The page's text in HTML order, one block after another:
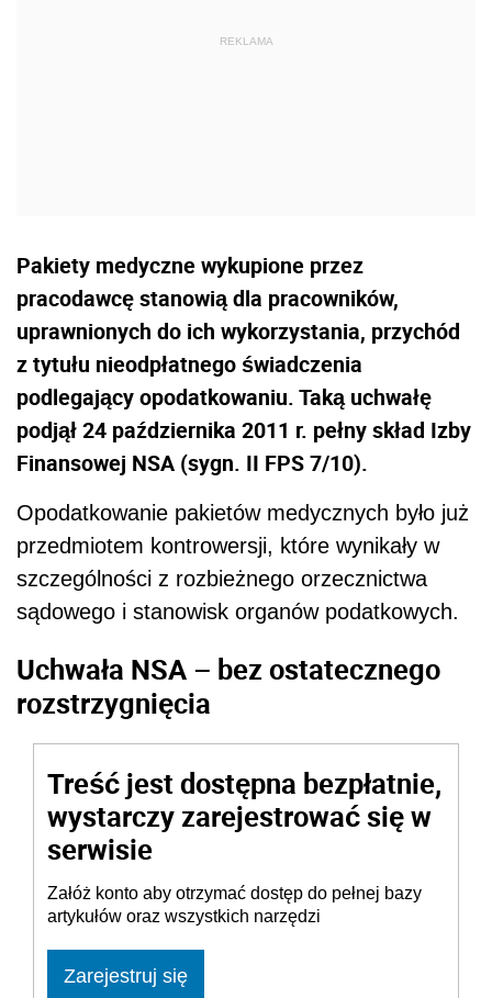
Pakiety medyczne wykupione przez
pracodawcę stanowią dla pracowników,
uprawnionych do ich wykorzystania, przychód
z tytułu nieodpłatnego świadczenia
podlegający opodatkowaniu. Taką uchwałę
podjął 24 października 2011 r. pełny skład Izby
Finansowej NSA (sygn. II FPS 7/10).
Opodatkowanie pakietów medycznych było już
przedmiotem kontrowersji, które wynikały w
szczególności z rozbieżnego orzecznictwa
sądowego i stanowisk organów podatkowych.
Uchwała NSA – bez ostatecznego
rozstrzygnięcia
Treść jest dostępna bezpłatnie,
wystarczy zarejestrować się w
serwisie
Załóż konto aby otrzymać dostęp do pełnej bazy
artykułów oraz wszystkich narzędzi
Zarejestruj się